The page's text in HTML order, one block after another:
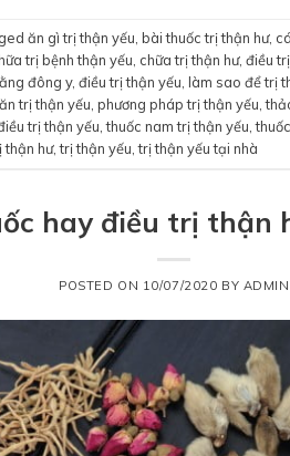
ăn gì trị thận yếu, bài thuốc trị thận hư,
trị bệnh thận yếu, chữa trị thận hư, điều
đông y, điều trị thận yếu, làm sao để trị
trị thận yếu, phương pháp trị thận yếu,
trị thận yếu,thuốc nam trị thận yếu,
thận hư,trị thận yếu,trị thận yếu tại nhà
hay điều trị thận
POSTED ON 10/07/2020 BY ADMIN